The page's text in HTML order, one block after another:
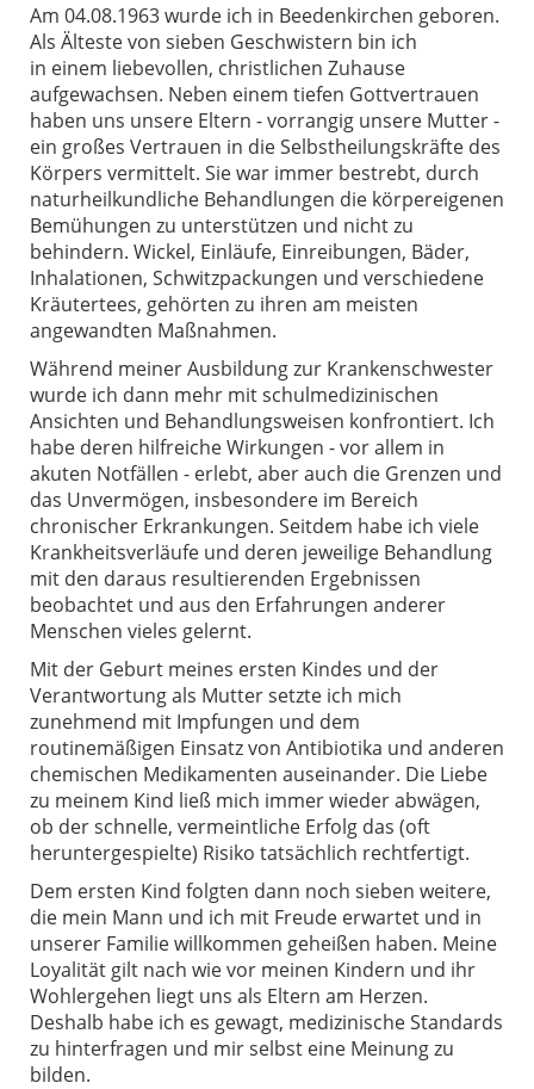
Am 04.08.1963 wurde ich in Beedenkirchen geboren.
Als Älteste von sieben Geschwistern bin ich
in einem liebevollen, christlichen Zuhause
aufgewachsen. Neben einem tiefen Gottvertrauen
haben uns unsere Eltern - vorrangig unsere Mutter -
ein großes Vertrauen in die Selbstheilungskräfte des
Körpers vermittelt. Sie war immer bestrebt, durch
naturheilkundliche Behandlungen die körpereigenen
Bemühungen zu unterstützen und nicht zu
behindern. Wickel, Einläufe, Einreibungen, Bäder,
Inhalationen, Schwitzpackungen und verschiedene
Kräutertees, gehörten zu ihren am meisten
angewandten Maßnahmen.
Während meiner Ausbildung zur Krankenschwester
wurde ich dann mehr mit schulmedizinischen
Ansichten und Behandlungsweisen konfrontiert. Ich
habe deren hilfreiche Wirkungen - vor allem in
akuten Notfällen - erlebt, aber auch die Grenzen und
das Unvermögen, insbesondere im Bereich
chronischer Erkrankungen. Seitdem habe ich viele
Krankheitsverläufe und deren jeweilige Behandlung
mit den daraus resultierenden Ergebnissen
beobachtet und aus den Erfahrungen anderer
Menschen vieles gelernt.
Mit der Geburt meines ersten Kindes und der
Verantwortung als Mutter setzte ich mich
zunehmend mit Impfungen und dem
routinemäßigen Einsatz von Antibiotika und anderen
chemischen Medikamenten auseinander. Die Liebe
zu meinem Kind ließ mich immer wieder abwägen,
ob der schnelle, vermeintliche Erfolg das (oft
heruntergespielte) Risiko tatsächlich rechtfertigt.
Dem ersten Kind folgten dann noch sieben weitere,
die mein Mann und ich mit Freude erwartet und in
unserer Familie willkommen geheißen haben. Meine
Loyalität gilt nach wie vor meinen Kindern und ihr
Wohlergehen liegt uns als Eltern am Herzen.
Deshalb habe ich es gewagt, medizinische Standards
zu hinterfragen und mir selbst eine Meinung zu
bilden.